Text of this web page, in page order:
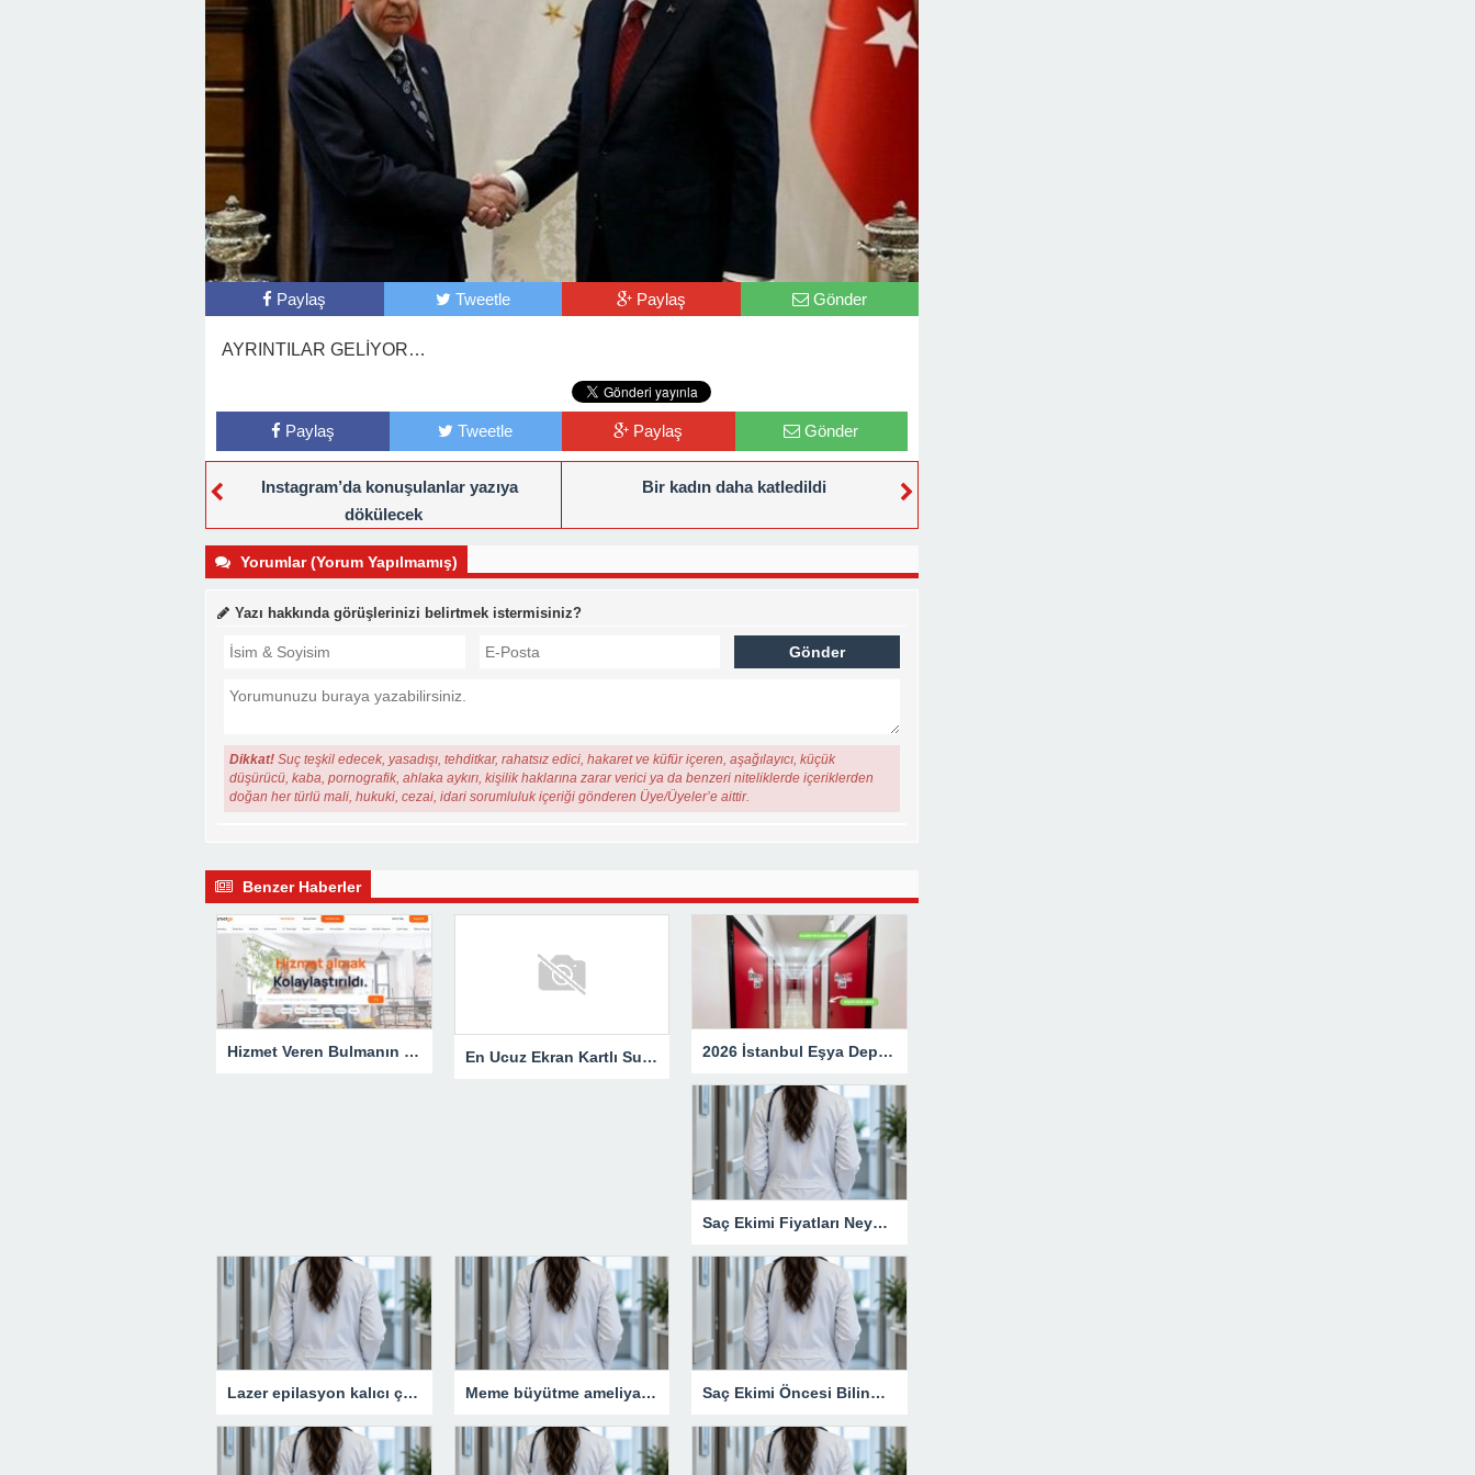
Paylaş Tweetle Paylaş Gönder
AYRINTILAR GELİYOR…
Paylaş Tweetle Paylaş Gönder
Instagram’da konuşulanlar yazıya
dökülecek
Bir kadın daha katledildi
Yorumlar (Yorum Yapılmamış)
Yazı hakkında görüşlerinizi belirtmek istermisiniz?
Dikkat! Suç teşkil edecek, yasadışı, tehditkar, rahatsız edici, hakaret ve küfür içeren, aşağılayıcı, küçük
düşürücü, kaba, pornografik, ahlaka aykırı, kişilik haklarına zarar verici ya da benzeri niteliklerde içeriklerden
doğan her türlü mali, hukuki, cezai, idari sorumluluk içeriği gönderen Üye/Üyeler’e aittir.
Benzer Haberler
Hizmet Veren Bulmanın Kolay Yolu: Tesisatçı ve Elektrikçi Ararken Nelere Dikkat Edilmeli? En Ucuz Ekran Kartlı Sunucu Avantajları 2026 İstanbul Eşya Depolama Fiyatları: Güncel Ücret Rehberi
Saç Ekimi Fiyatları Neye Göre Değişir?
Lazer epilasyon kalıcı çözüm sunar mı? Meme büyütme ameliyatı kimler için uygun bir işlemdir? Saç Ekimi Öncesi Bilinmesi Gerekenler